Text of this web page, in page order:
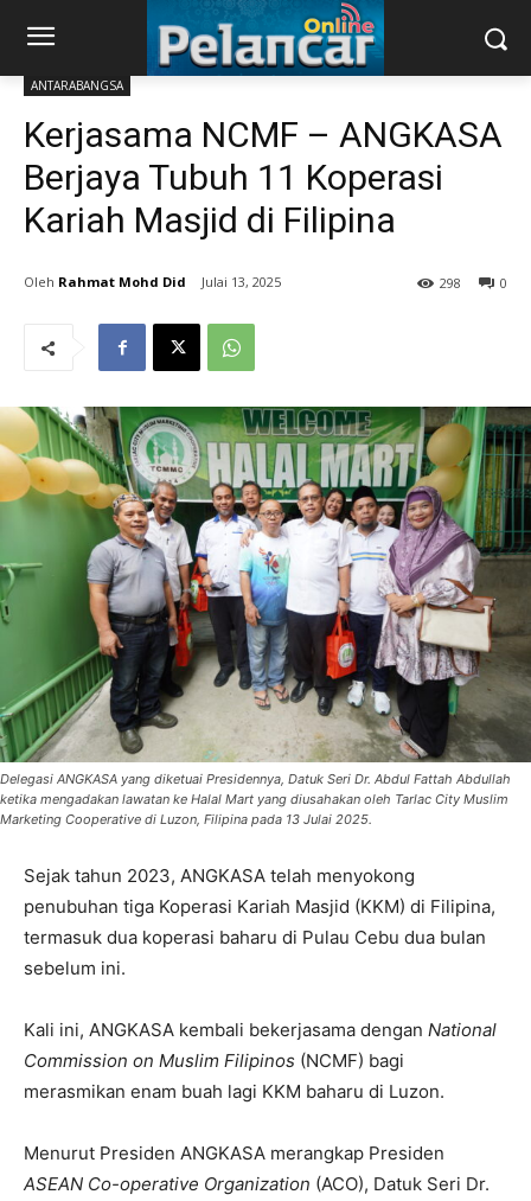
ANTARABANGSA
Kerjasama NCMF – ANGKASA
Berjaya Tubuh 11 Koperasi
Kariah Masjid di Filipina
Rahmat Mohd Did Julai 13, 2025 0
298
Delegasi ANGKASA yang diketuai Presidennya, Datuk Seri Dr. Abdul Fattah Abdullah
ketika mengadakan lawatan ke Halal Mart yang diusahakan oleh Tarlac City Muslim
Marketing Cooperative di Luzon, Filipina pada 13 Julai 2025.
Sejak tahun 2023, ANGKASA telah menyokong
penubuhan tiga Koperasi Kariah Masjid (KKM) di Filipina,
termasuk dua koperasi baharu di Pulau Cebu dua bulan
sebelum ini.
Kali ini, ANGKASA kembali bekerjasama dengan National
Commission on Muslim Filipinos (NCMF) bagi
merasmikan enam buah lagi KKM baharu di Luzon.
Menurut Presiden ANGKASA merangkap Presiden
ASEAN Co-operative Organization (ACO), Datuk Seri Dr.